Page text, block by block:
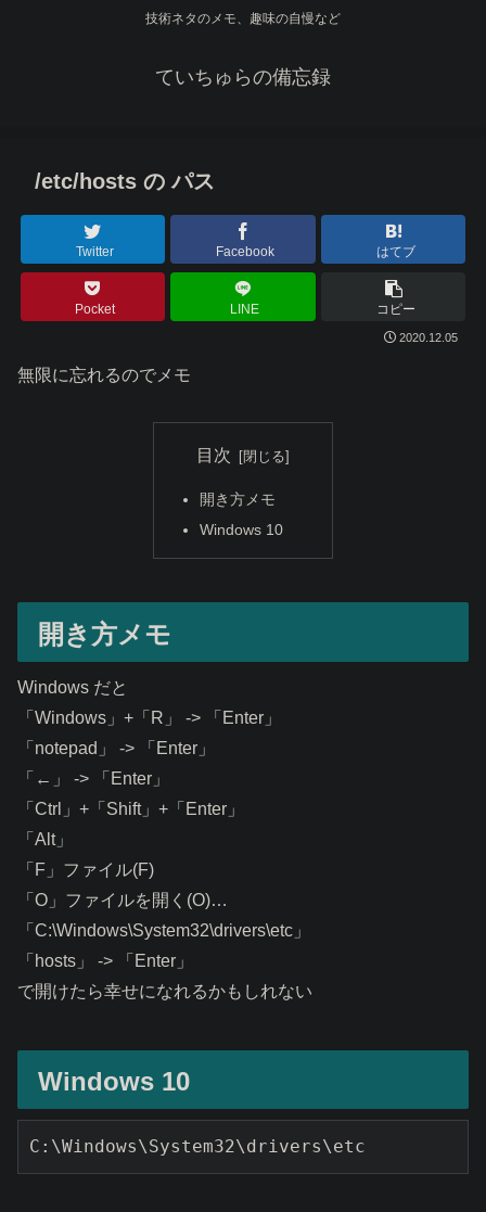
技術ネタのメモ、趣味の自慢など
ていちゅらの備忘録
/etc/hosts の パス
Twitter Facebook はてブ
Pocket LINE コピー
2020.12.05
無限に忘れるのでメモ
目次
開き方メモ
Windows 10
開き方メモ
Windows だと
「Windows」+「R」 -> 「Enter」
「notepad」 -> 「Enter」
「←」 -> 「Enter」
「Ctrl」+「Shift」+「Enter」
「Alt」
「F」ファイル(F)
「O」ファイルを開く(O)…
「C:\Windows\System32\drivers\etc」
「hosts」 -> 「Enter」
で開けたら幸せになれるかもしれない
Windows 10
C:\Windows\System32\drivers\etc